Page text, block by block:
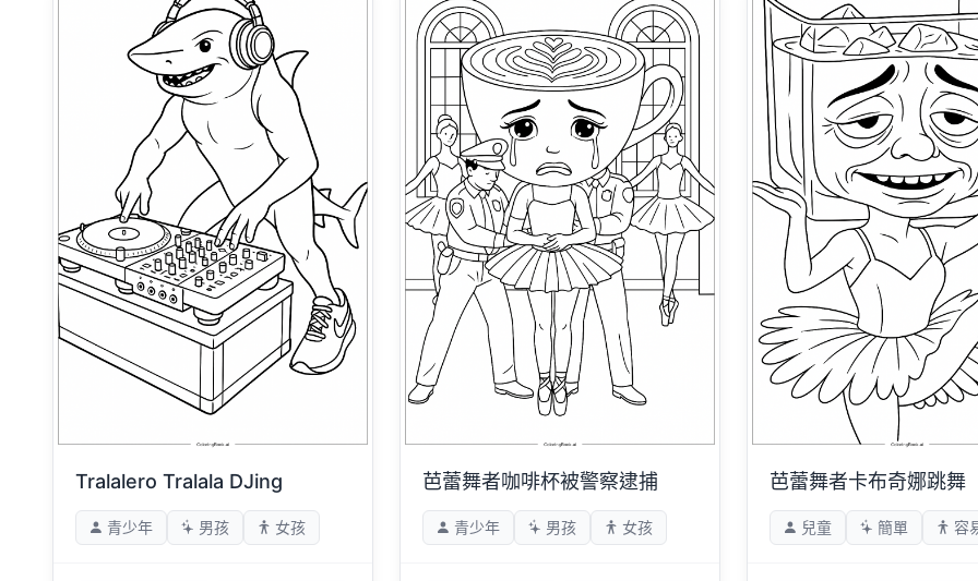
Tralalero Tralala DJing
青少年 男孩 女孩
芭蕾舞者咖啡杯被警察逮捕
青少年 男孩 女孩
芭蕾舞者卡布奇娜跳舞
兒童 簡單 容